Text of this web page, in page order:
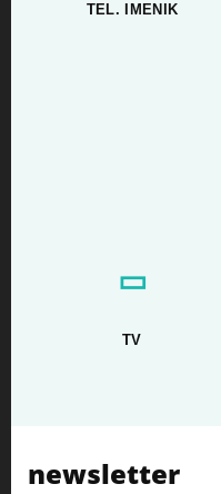
TEL. IMENIK
▭
TV
newsletter